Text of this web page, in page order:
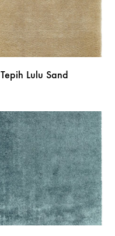
Tepih Lulu Sand
NA
LISTU
ŽELJA